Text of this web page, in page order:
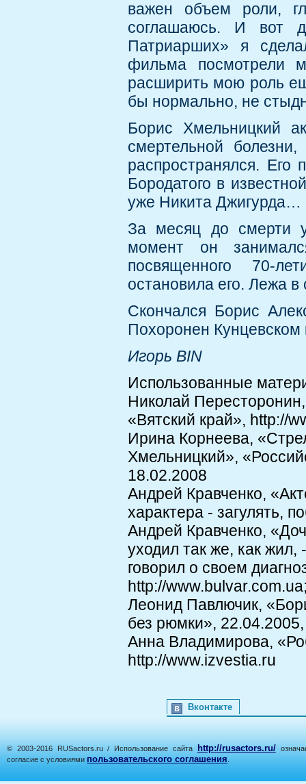
важен объем роли,
соглашаюсь. И вот
Патриарших» я
фильма посмотрели
расширить мою роль
бы нормально, не
Борис Хмельницкий
смертельной
распространялся. Его
Бородатого в
уже Никита Джигурда…
За месяц до смерти
момент он
посвященного 70-
остановила его. Лежа
Скончался Борис
Похоронен
Игорь BIN
Использованные
Николай
«Вятский край», http://
Ирина Корнеева,
Хмельницкий»,
18.02.2008
Андрей Кравченко,
характера - загулять,
Андрей Кравченко,
уходил так же, как
говорил о своем
http://
Леонид Павлючик,
без рюмки»,
Анна Владимирова,
http://www.izvestia.ru
Вконтакте
© 2003-2016 RUSactors.ru / Использование сайта http://rusactors.ru/
согласие с условиями пользовательского соглашения